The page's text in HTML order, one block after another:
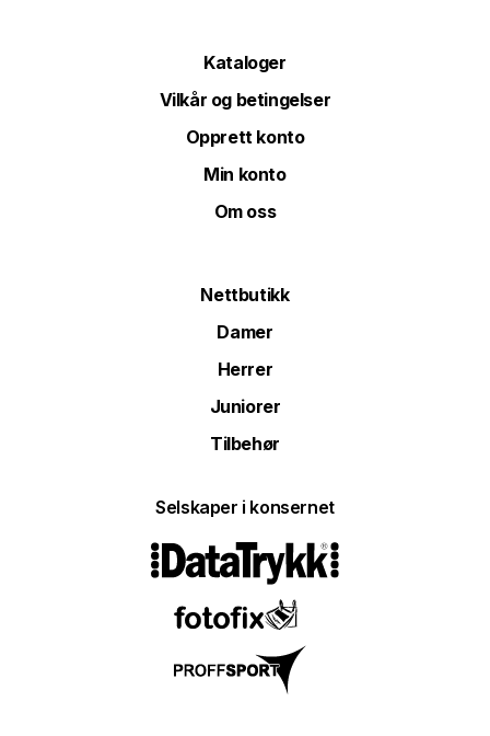
Kataloger
Vilkår og betingelser
Opprett konto
Min konto
Om oss
Nettbutikk
Damer
Herrer
Juniorer
Tilbehør
Selskaper i konsernet